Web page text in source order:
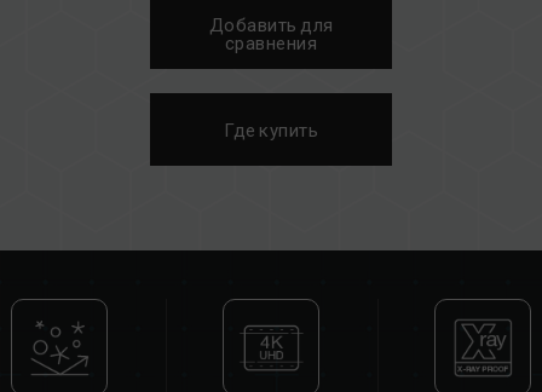
Обеспечивается комплексная защита, так как
изделие прошло испытания в
экстремальных условиях окружающей
среды и имеет гарантию на весь срок
Добавить для
сравнения
Где купить